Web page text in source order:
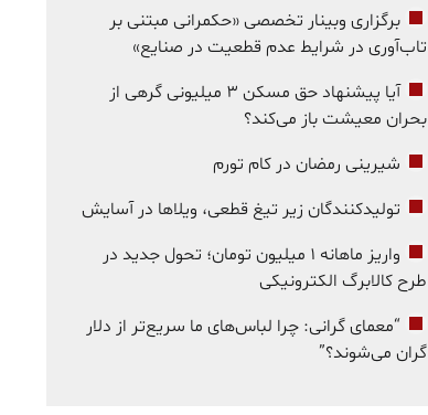
برگزاری وبینار تخصصی «حکمرانی مبتنی بر
تاب‌آوری در شرایط عدم قطعیت در صنایع»
آیا پیشنهاد حق مسکن ۳ میلیونی گرهی از
بحران معیشت باز می‌کند؟
شیرینی رمضان در کام تورم
تولیدکنندگان زیر تیغ قطعی، ویلاها در آسایش
واریز ماهانه ۱ میلیون تومان؛ تحول جدید در
طرح کالابرگ الکترونیکی
“معمای گرانی: چرا لباس‌های ما سریع‌تر از دلار
گران می‌شوند؟”